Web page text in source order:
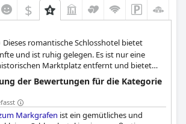
$
Dieses romantische Schlosshotel bietet
und ist ruhig gelegen. Es ist nur eine
Marktplatz entfernt und bietet
Ruhe und direktem Zugang zu den
Das Hotel bietet ein Fitnesscenter,
der Bewertungen für die Kategorie
Markgrafen ist ein gemütliches und